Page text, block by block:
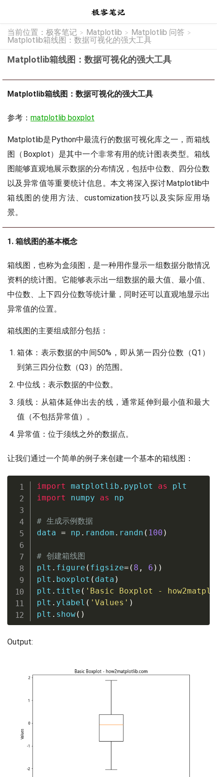
当前位置： 极客笔记 > Matplotlib > Matplotlib 问答 >
Matplotlib箱线图：数据可视化的强大工具
Matplotlib箱线图：数据可视化的强大工具
Matplotlib箱线图：数据可视化的强大工具
参考： matplotlib boxplot
Matplotlib是Python中最流行的数据可视化库之一，而箱线
图（Boxplot）是其中一个非常有用的统计图表类型。箱线
图能够直观地展示数据的分布情况，包括中位数、四分位数
以及异常值等重要统计信息。本文将深入探讨Matplotlib中
箱线图的使用方法、customization技巧以及实际应用场
景。
1. 箱线图的基本概念
箱线图，也称为盒须图，是一种用作显示一组数据分散情况
资料的统计图。它能够表示出一组数据的最大值、最小值、
中位数、上下四分位数等统计量，同时还可以直观地显示出
异常值的位置。
箱线图的主要组成部分包括：
箱体：表示数据的中间50%，即从第一四分位数（Q1）
到第三四分位数（Q3）的范围。
中位线：表示数据的中位数。
须线：从箱体延伸出去的线，通常延伸到最小值和最大
值（不包括异常值）。
异常值：位于须线之外的数据点。
让我们通过一个简单的例子来创建一个基本的箱线图：
import matplotlib . pyplot as
import numpy as np
# 生成示例数据
data = np . random . randn ( 100 )
# 创建箱线图
plt . figure ( figsize= ( 8 , 6 ) )
plt . boxplot ( data )
plt . title ( 'Basic Boxplot -
plt . ylabel ( 'Values' )
plt . show( )
Output: